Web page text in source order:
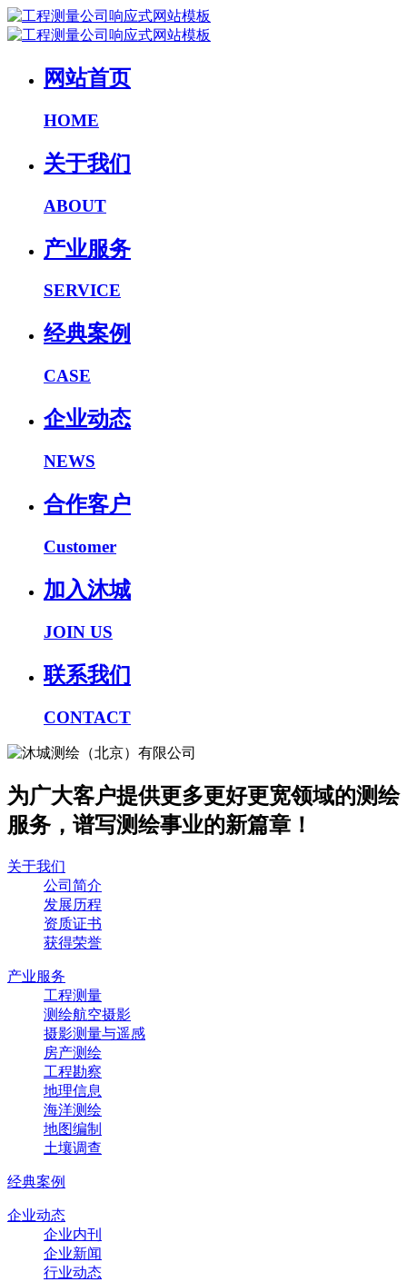
网站首页
HOME
关于我们
ABOUT
产业服务
SERVICE
经典案例
CASE
企业动态
NEWS
合作客户
Customer
加入沐城
JOIN US
联系我们
CONTACT
为广大客户提供更多更好更宽领域的测绘
服务，谱写测绘事业的新篇章！
关于我们
公司简介
发展历程
资质证书
获得荣誉
产业服务
工程测量
测绘航空摄影
摄影测量与遥感
房产测绘
工程勘察
地理信息
海洋测绘
地图编制
土壤调查
经典案例
企业动态
企业内刊
企业新闻
行业动态